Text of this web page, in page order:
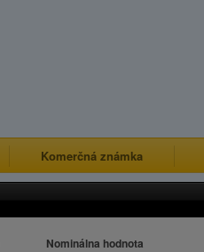
Komerčná známka
Nominálna hodnota